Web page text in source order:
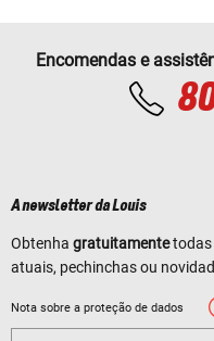
Encomendas e
A newsletter da Louis
Obtenha gratuitamentetodas
atuais, pechinchas ou
Nota sobre a proteção de dados